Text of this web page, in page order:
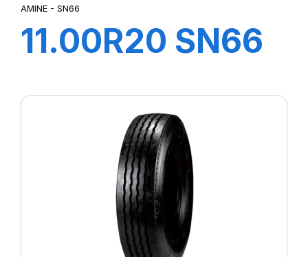
AMINE - SN66
11.00R20 SN66